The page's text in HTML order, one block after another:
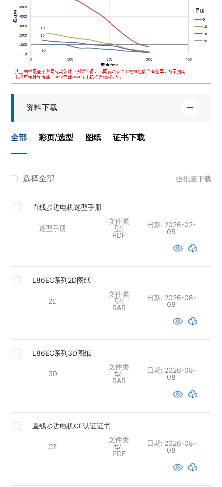
资料下载
全部 彩页/选型 图纸 证书下载
选择全部 批量下载
直线步进电机选型手册
选型手册
文件类
型:
PDF
日期: 2026-02-
05
L86EC系列2D图纸
2D
文件类
型:
RAR
日期: 2026-08-
08
L86EC系列3D图纸
3D
文件类
型:
RAR
日期: 2026-08-
08
直线步进电机CE认证证书
CE
文件类
型:
PDF
日期: 2026-08-
08